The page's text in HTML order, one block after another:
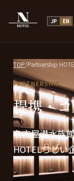
JP EN
TOP/Partnership
PARTNERSHIP
提携・
名古屋港水族
HOTELらしい